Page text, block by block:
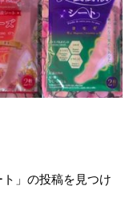
」の投稿を見つけ